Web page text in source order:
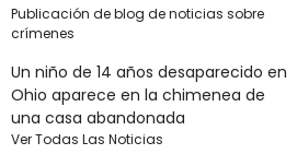
Publicación de blog de noticias sobre
crímenes
Un niño de 14 años desaparecido en
Ohio aparece en la chimenea de
una casa abandonada
Ver Todas Las Noticias